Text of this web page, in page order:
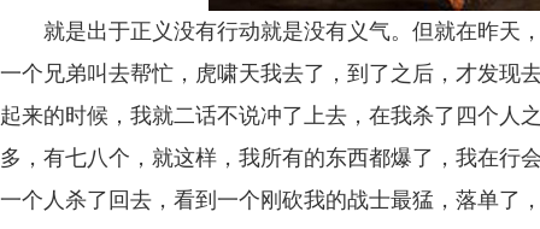
就是出于正义没有行动就是没有义气。但就在昨天
一个兄弟叫去帮忙，虎啸天我去了，到了之后，才发现
起来的时候，我就二话不说冲了上去，在我杀了四个人
多，有七八个，就这样，我所有的东西都爆了，我在行
一个人杀了回去，看到一个刚砍我的战士最猛，落单了